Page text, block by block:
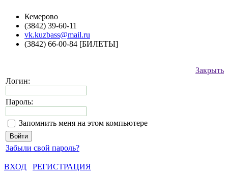
Кемерово
(3842) 39-60-11
vk.kuzbass@mail.ru
(3842) 66-00-84 [БИЛЕТЫ]
Закрыть
Логин:
Пароль:
Запомнить меня на этом компьютере
Забыли свой пароль?
ВХОД
РЕГИСТРАЦИЯ